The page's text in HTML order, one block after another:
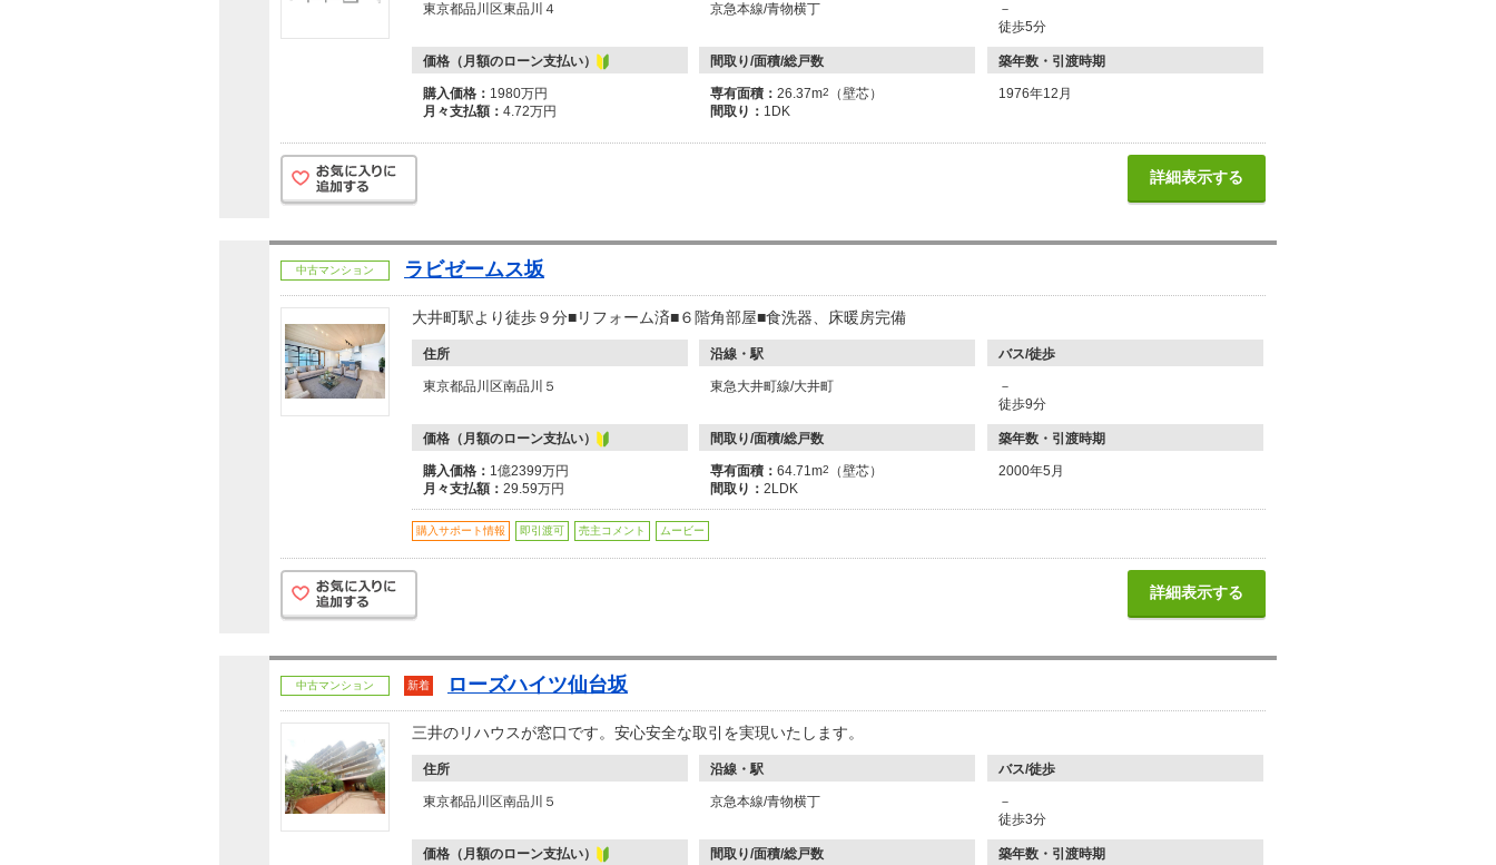
東京都品川区東品川４ 京急本線/青物横丁
－
徒歩5分
価格（月額のローン支払い） 間取り/面積/総戸数 築年数・引渡時期
購入価格： 1980万円
月々支払額： 4.72万円
専有面積： 26.37m2
（壁芯）
間取り： 1DK
1976年12月
詳細表示する
中古マンション ラビゼームス坂
大井町駅より徒歩９分■リフォーム済■６階角部屋■食洗器、床暖房完備
住所 沿線・駅 バス/徒歩
東京都品川区南品川５ 東急大井町線/大井町
－
徒歩9分
価格（月額のローン支払い） 間取り/面積/総戸数 築年数・引渡時期
購入価格： 1億2399万円
月々支払額： 29.59万円
専有面積： 64.71m2
（壁芯）
間取り： 2LDK
2000年5月
購入サポート情報 即引渡可 売主コメント ムービー
詳細表示する
中古マンション 新着 ローズハイツ仙台坂
三井のリハウスが窓口です。安心安全な取引を実現いたします。
住所 沿線・駅 バス/徒歩
東京都品川区南品川５ 京急本線/青物横丁
－
徒歩3分
価格（月額のローン支払い） 間取り/面積/総戸数 築年数・引渡時期